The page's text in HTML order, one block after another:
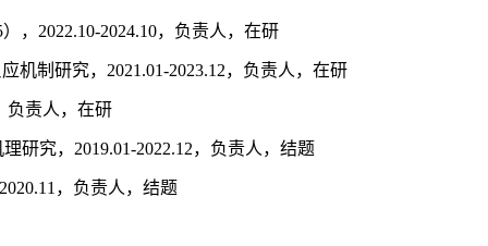
，2022.10-2024.10，负责人，在研
机制研究，2021.01-2023.12，负责人，在研
负责人，在研
研究，2019.01-2022.12，负责人，结题
，负责人，结题